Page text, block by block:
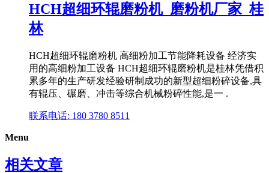
HCH超细环辊磨粉机_磨粉机厂家_桂
林
HCH超细环辊磨粉机 高细粉加工节能降耗设备 经济实
用的高细粉加工设备 HCH超细环辊磨粉机是桂林凭借积
累多年的生产研发经验研制成功的新型超细粉碎设备,具
有辊压、碾磨、冲击等综合机械粉碎性能,是一 .
联系电话: 180 3780 8511
Menu
相关文章